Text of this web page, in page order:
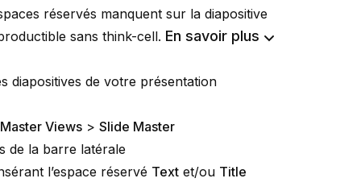
réservés manquent sur la diapositive
sans think-cell. En savoir plus
diapositives de votre présentation
Master Views > Slide Master
de la barre latérale
l’espace réservé Text et/ou Title